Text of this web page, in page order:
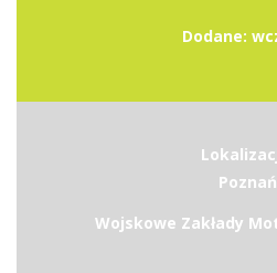
Dodane:
Poznań
Wojskowe Zakłady